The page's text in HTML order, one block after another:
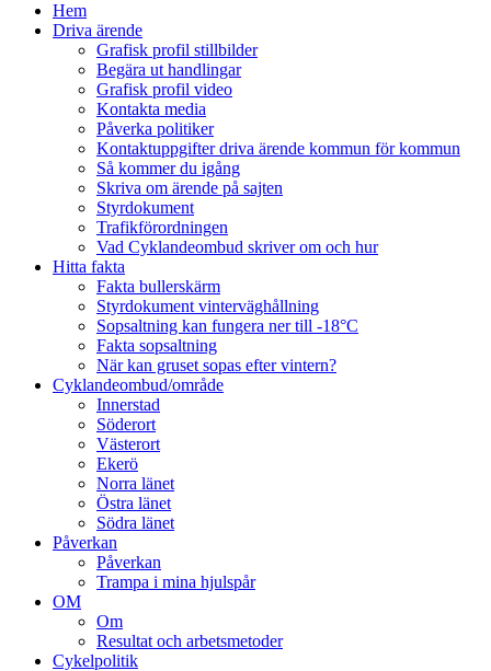
sökfältHem
Driva ärende
Grafisk profil stillbilder
Begära ut handlingar
Grafisk profil video
Kontakta media
Påverka politiker
Kontaktuppgifter driva ärende kommun för kommun
Så kommer du igång
Skriva om ärende på sajten
Styrdokument
Trafikförordningen
Vad Cyklandeombud skriver om och hur
Hitta fakta
Fakta bullerskärm
Styrdokument vinterväghållning
Sopsaltning kan fungera ner till -18°C
Fakta sopsaltning
När kan gruset sopas efter vintern?
Cyklandeombud/område
Innerstad
Söderort
Västerort
Ekerö
Norra länet
Östra länet
Södra länet
Påverkan
Påverkan
Trampa i mina hjulspår
OM
Om
Resultat och arbetsmetoder
Cykelpolitik